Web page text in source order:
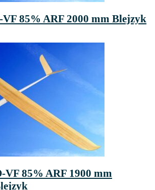
85% ARF 2000 mm Blejzyk
VF 85% ARF 1900 mm